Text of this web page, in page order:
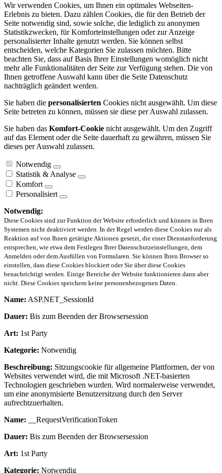
Wir verwenden Cookies, um Ihnen ein optimales Webseiten-
Erlebnis zu bieten. Dazu zählen Cookies, die für den Betrieb der
Seite notwendig sind, sowie solche, die lediglich zu anonymen
Statistikzwecken, für Komforteinstellungen oder zur Anzeige
personalisierter Inhalte genutzt werden. Sie können selbst
entscheiden, welche Kategorien Sie zulassen möchten. Bitte
beachten Sie, dass auf Basis Ihrer Einstellungen womöglich nicht
mehr alle Funktionalitäten der Seite zur Verfügung stehen. Die von
Ihnen getroffene Auswahl kann über die Seite Datenschutz
nachträglich geändert werden.
Sie haben die personalisierten Cookies nicht ausgewählt. Um diese
Seite betreten zu können, müssen sie diese per Auswahl zulassen.
Sie haben das Komfort-Cookie nicht ausgewählt. Um den Zugriff
auf das Element oder die Seite dauerhaft zu gewähren, müssen Sie
dieses per Auswahl zulassen.
Notwendig
Statistik & Analyse
Komfort
Personalisiert
Notwendig:
Diese Cookies sind zur Funktion der Website erforderlich und können in Ihren
Systemen nicht deaktiviert werden. In der Regel werden diese Cookies nur als
Reaktion auf von Ihnen getätigte Aktionen gesetzt, die einer Dienstanforderung
entsprechen, wie etwa dem Festlegen Ihrer Datenschutzeinstellungen, dem
Anmelden oder dem Ausfüllen von Formularen. Sie können Ihren Browser so
einstellen, dass diese Cookies blockiert oder Sie über diese Cookies
benachrichtigt werden. Einige Bereiche der Website funktionieren dann aber
nicht. Diese Cookies speichern keine personenbezogenen Daten.
Name: ASP.NET_SessionId
Dauer: Bis zum Beenden der Browsersession
Art: 1st Party
Kategorie: Notwendig
Beschreibung: Sitzungscookie für allgemeine Plattformen, der von
Websites verwendet wird, die mit Microsoft .NET-basierten
Technologien geschrieben wurden. Wird normalerweise verwendet,
um eine anonymisierte Benutzersitzung durch den Server
aufrechtzuerhalten.
Name: __RequestVerificationToken
Dauer: Bis zum Beenden der Browsersession
Art: 1st Party
Kategorie: Notwendig